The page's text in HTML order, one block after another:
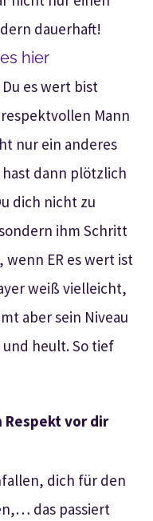
dauerhaft!
hier
es wert bist
Mann
nur ein anderes
hast dann plötzlich
dich nicht zu
ihm Schritt
ER es wert ist
weiß vielleicht,
aber sein Niveau
heult. So tief
Respekt vor dir
dich für den
das passiert